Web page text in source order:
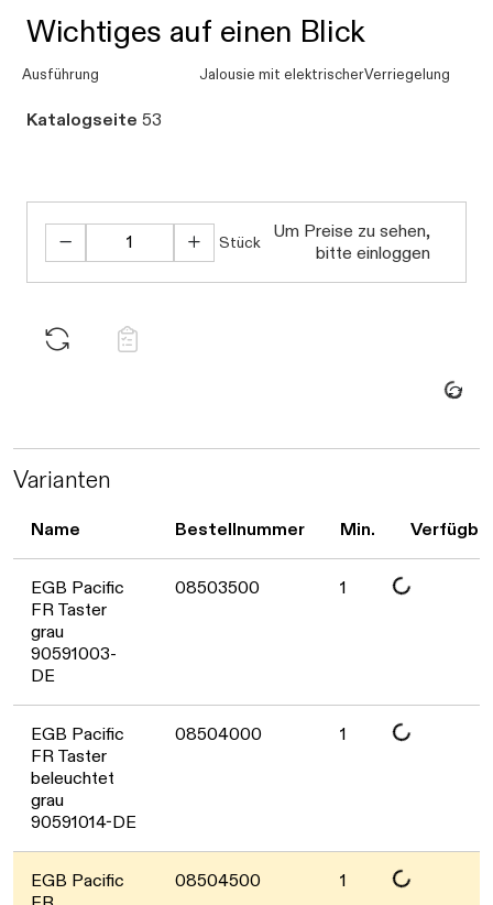
Wichtiges auf einen Blick
Ausführung Jalousie mit elektrischerVerriegelung
Katalogseite 53
Stück
Um Preise zu sehen,
bitte einloggen
Daten werden geladen. Bitte warten...
Varianten
Name Bestellnummer Min.
EGB Pacific
FR Taster
grau
90591003-
DE
08503500 1
Daten werden geladen. Bitte warten...
EGB Pacific
FR Taster
beleuchtet
grau
90591014-DE
08504000 1
Daten werden geladen. Bitte warten...
EGB Pacific
08504500 1